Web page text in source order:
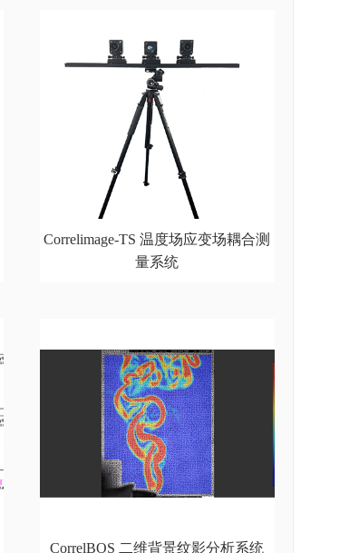
Correlimage-TS 温度场应变场耦合测
量系统
CorrelBOS 二维背景纹影分析系统